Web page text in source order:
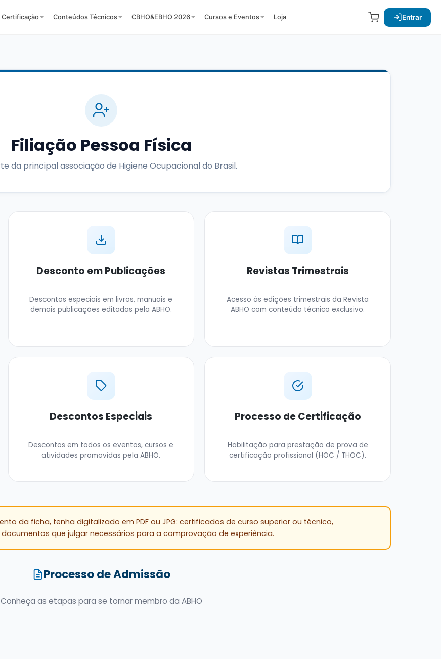
Certificação Conteúdos Técnicos CBHO&EBHO 2026 Cursos e Eventos Loja Entrar
Filiação Pessoa Física
da principal associação de Higiene Ocupacional do Brasil.
Desconto em Publicações
Descontos especiais em livros, manuais e
demais publicações editadas pela ABHO.
Revistas Trimestrais
Acesso às edições trimestrais da Revista
ABHO com conteúdo técnico exclusivo.
Descontos Especiais
Descontos em todos os eventos, cursos e
atividades promovidas pela ABHO.
Processo de Certificação
Habilitação para prestação de prova de
certificação profissional (HOC / THOC).
da ficha, tenha digitalizado em PDF ou JPG: certificados de curso superior ou técnico,
que julgar necessários para a comprovação de experiência.
Processo de Admissão
Conheça as etapas para se tornar membro da ABHO